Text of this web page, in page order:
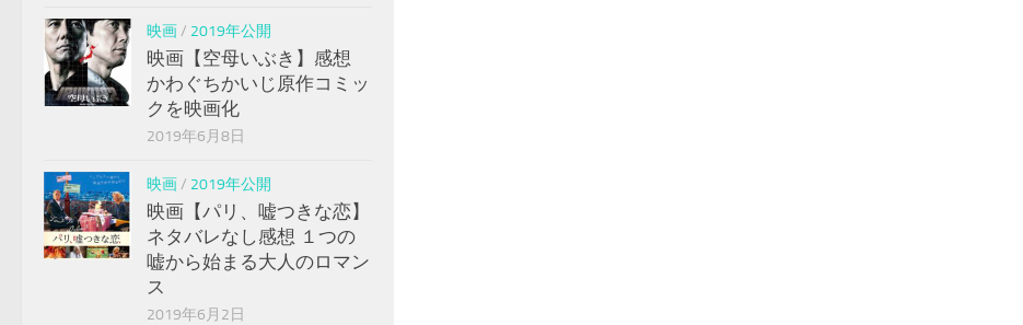
映画/ 2019年公開
映画【空母いぶき】感想
かわぐちかいじ原作コミッ
クを映画化
2019年6月8日
映画/ 2019年公開
映画【パリ、嘘つきな恋】
ネタバレなし感想 １つの
嘘から始まる大人のロマン
ス
2019年6月2日